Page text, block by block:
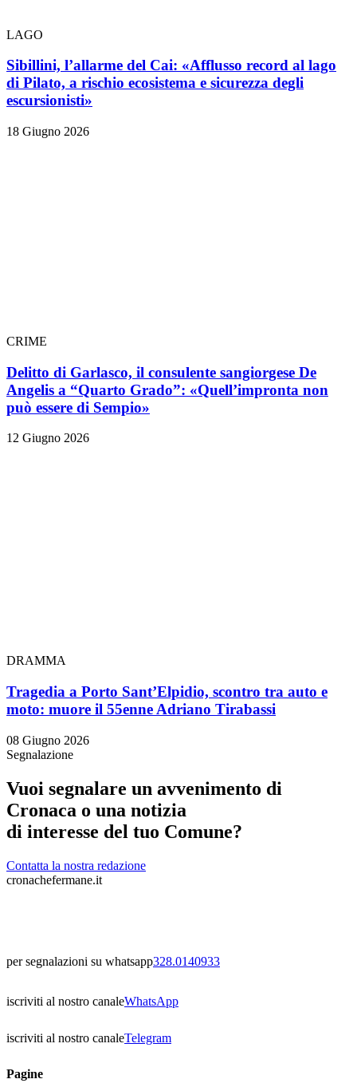
LAGO
Sibillini, l’allarme del Cai: «Afflusso record al lago
di Pilato, a rischio ecosistema e sicurezza degli
escursionisti»
18 Giugno 2026
CRIME
Delitto di Garlasco, il consulente sangiorgese De
Angelis a “Quarto Grado”: «Quell’impronta non
può essere di Sempio»
12 Giugno 2026
DRAMMA
Tragedia a Porto Sant’Elpidio, scontro tra auto e
moto: muore il 55enne Adriano Tirabassi
08 Giugno 2026
Segnalazione
Vuoi segnalare un avvenimento di
Cronaca o una notizia
di interesse del tuo Comune?
Contatta la nostra redazione
cronachefermane.it
per segnalazioni su whatsapp328.0140933
iscriviti al nostro canaleWhatsApp
iscriviti al nostro canaleTelegram
Pagine